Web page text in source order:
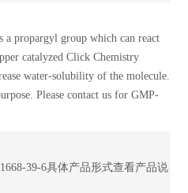
a propargyl group which can react
catalyzed Click Chemistry
water-solubility of the molecule.
Please contact us for GMP-
39-6具体产品形式查看产品说